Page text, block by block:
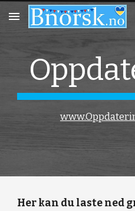
Skip to main content
Her kan du laste ned